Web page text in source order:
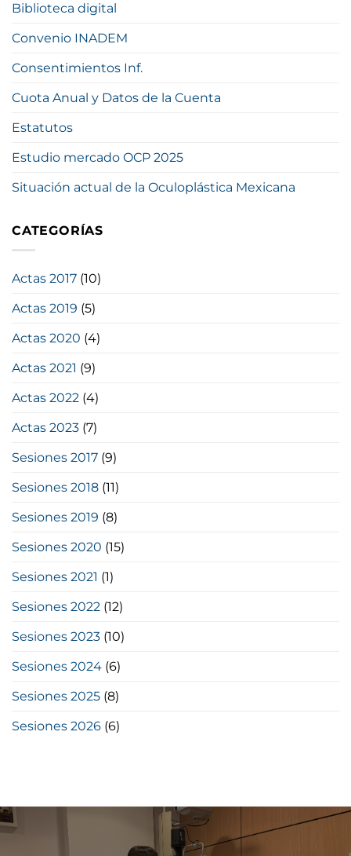
Biblioteca digital
Convenio INADEM
Consentimientos Inf.
Cuota Anual y Datos de la Cuenta
Estatutos
Estudio mercado OCP 2025
Situación actual de la Oculoplástica Mexicana
CATEGORÍAS
Actas 2017 (10)
Actas 2019 (5)
Actas 2020 (4)
Actas 2021 (9)
Actas 2022 (4)
Actas 2023 (7)
Sesiones 2017 (9)
Sesiones 2018 (11)
Sesiones 2019 (8)
Sesiones 2020 (15)
Sesiones 2021 (1)
Sesiones 2022 (12)
Sesiones 2023 (10)
Sesiones 2024 (6)
Sesiones 2025 (8)
Sesiones 2026 (6)